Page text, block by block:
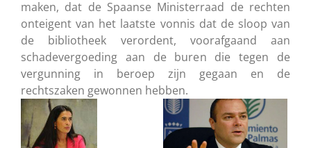
maken, dat de Spaanse Ministerraad de rechten
onteigent van het laatste vonnis dat de sloop van
de bibliotheek verordent, voorafgaand aan
schadevergoeding aan de buren die tegen de
vergunning in beroep zijn gegaan en de
rechtszaken gewonnen hebben.